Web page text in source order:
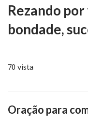
Rezando
bondade,
70 vista
Oração para